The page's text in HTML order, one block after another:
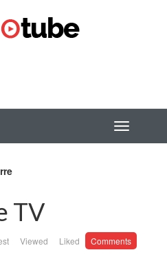
TV
Viewed Liked Comments